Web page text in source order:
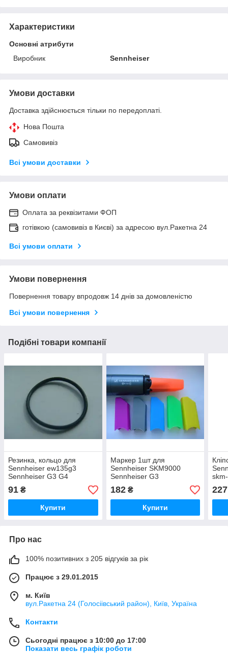
Характеристики
Основні атрибути
Виробник
Sennheiser
Умови доставки
Доставка здійснюється тільки по передоплаті.
Нова Пошта
Самовивіз
Всі умови доставки
Умови оплати
Оплата за реквізитами ФОП
готівкою (самовивіз в Києві) за адресою вул.Ракетна 24
Всі умови оплати
Умови повернення
Повернення товару впродовж 14 днів за домовленістю
Всі умови повернення
Подібні товари компанії
Резинка, кольцо для
Sennheiser ew135g3
Sennheiser G3 G4
91 ₴
Купити
Маркер 1шт для
Sennheiser SKM9000
Sennheiser G3
182₴
Купити
227
Про нас
100% позитивних з 205 відгуків за рік
Працює з 29.01.2015
м. Київ
вул.Ракетна 24 (Голосіівський район), Київ, Україна
Контакти
Сьогодні працює з 10:00 до 17:00
Показати весь графік роботи